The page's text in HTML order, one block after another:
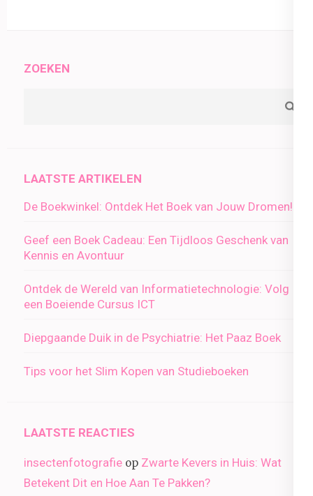
ZOEKEN
LAATSTE ARTIKELEN
De Boekwinkel: Ontdek Het Boek van Jouw Dromen!
Geef een Boek Cadeau: Een Tijdloos Geschenk van
Kennis en Avontuur
Ontdek de Wereld van Informatietechnologie: Volg
een Boeiende Cursus ICT
Diepgaande Duik in de Psychiatrie: Het Paaz Boek
Tips voor het Slim Kopen van Studieboeken
LAATSTE REACTIES
insectenfotografie op Zwarte Kevers in Huis: Wat
Betekent Dit en Hoe Aan Te Pakken?